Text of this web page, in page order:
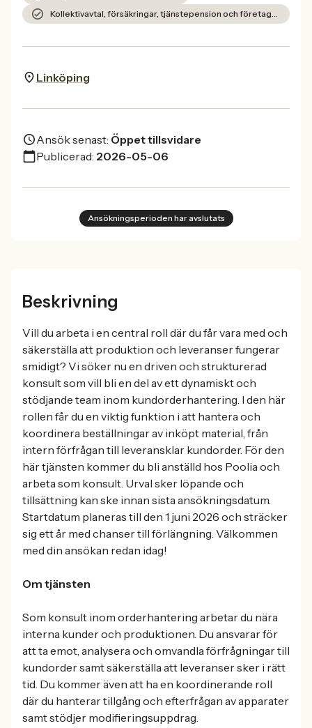
Kollektivavtal, försäkringar, tjänstepension och företagshälsovård.
Linköping
Ansök senast: Öppet tillsvidare
Publicerad: 2026-05-06
Ansökningsperioden har avslutats
Beskrivning
Vill du arbeta i en central roll där du får vara med och
säkerställa att produktion och leveranser fungerar
smidigt? Vi söker nu en driven och strukturerad
konsult som vill bli en del av ett dynamiskt och
stödjande team inom kundorderhantering. I den här
rollen får du en viktig funktion i att hantera och
koordinera beställningar av inköpt material, från
intern förfrågan till leveransklar kundorder. För den
här tjänsten kommer du bli anställd hos Poolia och
arbeta som konsult. Urval sker löpande och
tillsättning kan ske innan sista ansökningsdatum.
Startdatum planeras till den 1 juni 2026 och sträcker
sig ett år med chanser till förlängning. Välkommen
med din ansökan redan idag!
Om tjänsten
Som konsult inom orderhantering arbetar du nära
interna kunder och produktionen. Du ansvarar för
att ta emot, analysera och omvandla förfrågningar till
kundorder samt säkerställa att leveranser sker i rätt
tid. Du kommer även att ha en koordinerande roll
där du hanterar tillgång och efterfrågan av apparater
samt stödjer modifieringsuppdrag.